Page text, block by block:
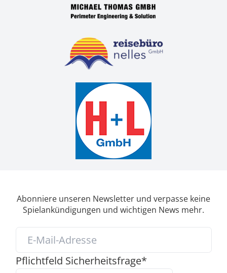
Abonniere unseren Newsletter und verpasse keine
Spielankündigungen und wichtigen News mehr.
Pflichtfeld Sicherheitsfrage*